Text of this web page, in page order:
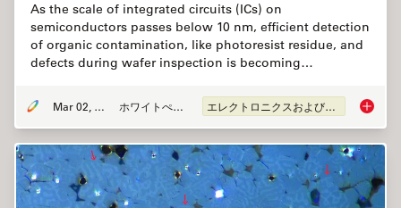
As the scale of integrated circuits (ICs) on
semiconductors passes below 10 nm, efficient detection
of organic contamination, like photoresist residue, and
defects during wafer inspection is becoming…
Mar 02, 2026 ホワイトぺーパー エレクトロニクスおよび半導体産業